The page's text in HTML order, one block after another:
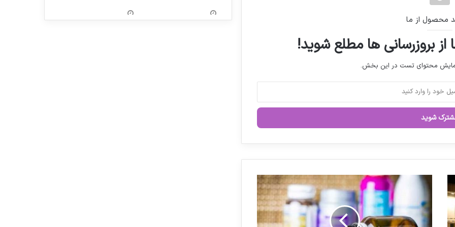
پاسکاری دولتی‌ها برای پرداخت مطالبات؛
شرکتهای تجهیزات پزشکی خودشان از راههای
رقابت ایران با دو قطب تولید مواد دارویی در
جهان
محصول از ما
بروزرسانی ها مطلع شوید!
محتوای تست در این بخش.
ت
ج